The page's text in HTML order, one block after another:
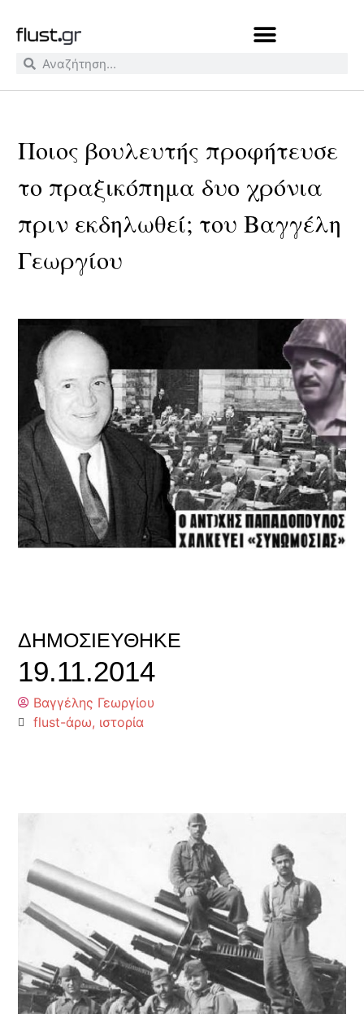
Ποιος βουλευτής προφήτευσε
το πραξικόπημα δυο χρόνια
πριν εκδηλωθεί; του Βαγγέλη
Γεωργίου
ΔΗΜΟΣΙΕΎΘΗΚΕ
19.11.2014
Βαγγέλης Γεωργίου
flust-άρω, ιστορία